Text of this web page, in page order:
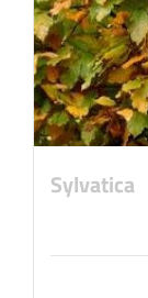
Sylvatica